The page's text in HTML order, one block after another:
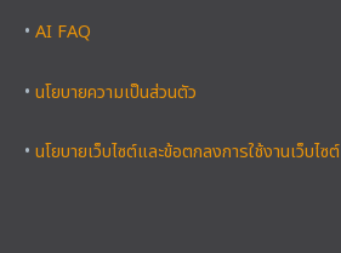
• AI FAQ
• นโยบายความเป็นส่วนตัว
• นโยบายเว็บไซต์และข้อตกลงการใช้งานเว็บไซต์